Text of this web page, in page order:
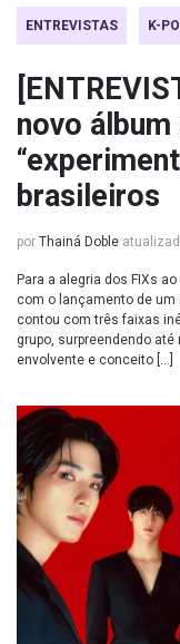
ENTREVISTAS K-
novo
brasileiros
por Thainá Doble
Para a alegria dos FIXs
com o lançamento de um
contou com três faixas
grupo, surpreendendo
envolvente e conceito […]